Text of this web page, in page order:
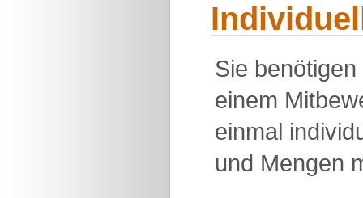
Sie
einem
einmal
und Mengen